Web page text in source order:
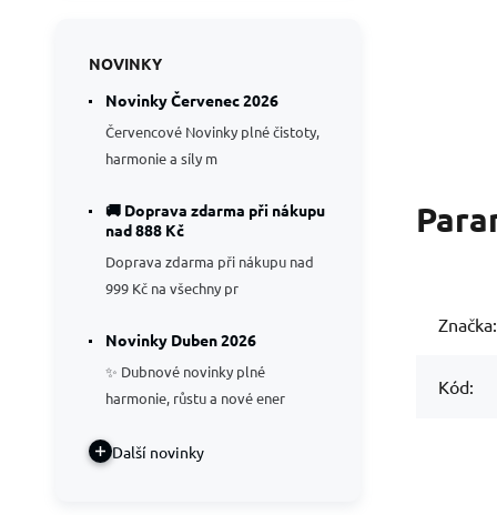
Značka:
Kód:
NOVINKY
Novinky Červenec 2026
Červencové Novinky plné čistoty,
harmonie a síly m
🚚 Doprava zdarma při nákupu
nad 888 Kč
Doprava zdarma při nákupu nad
999 Kč na všechny pr
Novinky Duben 2026
✨ Dubnové novinky plné
harmonie, růstu a nové ener
Další novinky